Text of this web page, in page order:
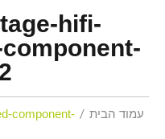
hifi-
עמוד הבית
component-